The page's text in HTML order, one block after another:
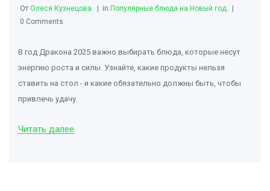
От Олеся Кузнецова in Популярные блюда на Новый год
0 Comments
В год Дракона 2025 важно выбирать блюда, которые несут
энергию роста и силы. Узнайте, какие продукты нельзя
ставить на стол - и какие обязательно должны быть, чтобы
привлечь удачу.
Читать далее